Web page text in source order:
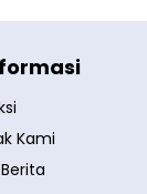
Kami